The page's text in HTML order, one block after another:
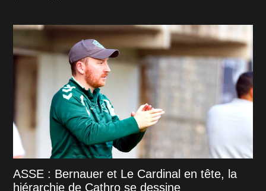
ASSE : Bernauer et Le Cardinal en tête, la
hiérarchie de Cathro se dessine